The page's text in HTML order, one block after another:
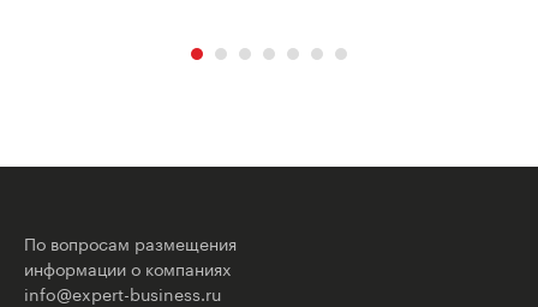
По вопросам размещения
информации о компаниях
info@expert-business.ru